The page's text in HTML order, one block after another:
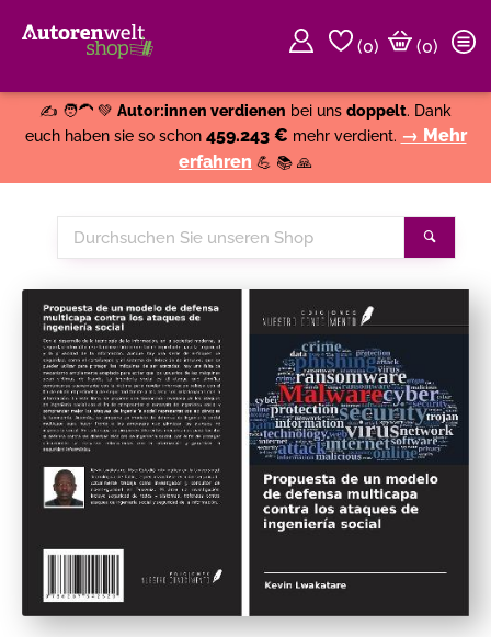
(0)
(0)
✍️ 🧑‍🦱 💚 Autor:innen verdienen bei uns doppelt. Dank
euch haben sie so schon 459.243 € mehr verdient. → Mehr
erfahren 💪 📚 🙏
Durchsuchen
Sie
Shop